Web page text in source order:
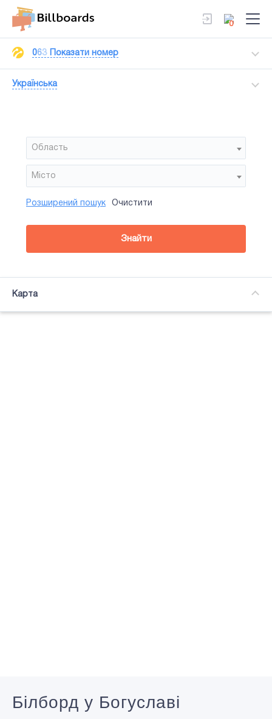
0
063 Показати номер
Українська
Область
Мiсто
Район
Сторона
Усi
Підсвітка
Розширений пошук Очистити
Знайти
Карта
Білборд у Богуславі